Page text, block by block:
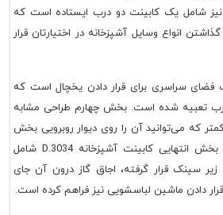
بخش دوم کابینت D.3034 نیز شامل یک کابینت دو درب ایستاده است که
انواع وسایل آشپزخانه در اختیارتان قرار
سراسری برای قرار دادن یخچال است که
تعبیه شده است. بخش چهارم طراحی مشابه
که می‌توانید آن را روی دیوار روبرویی بخش
اجاق و سینک نصب کنید. بخش انتهایی کابینت آشپزخانه D.3034 شامل
سینک قرار گرفته، اجاق گاز درون آن جای
دادن ماشین لباسشویی نیز فراهم کرده است.